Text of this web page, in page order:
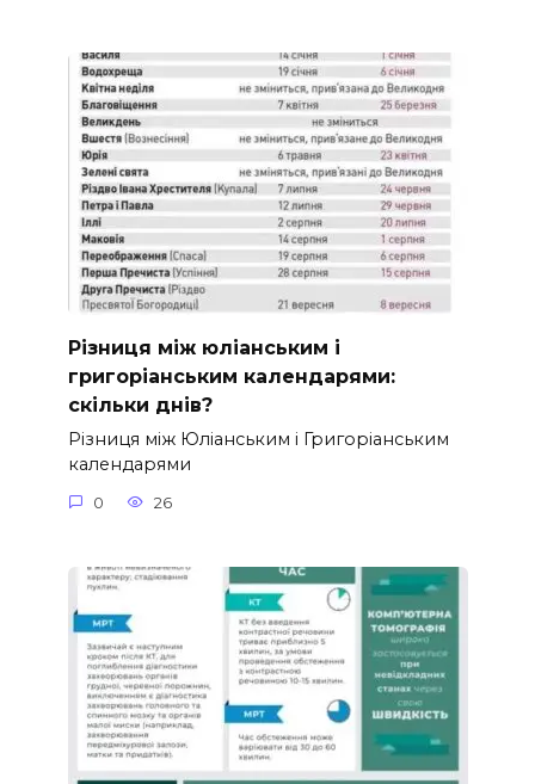
Різниця між юліанським і
григоріанським календарями:
скільки днів?
Різниця між Юліанським і Григоріанським
календарями
0 26